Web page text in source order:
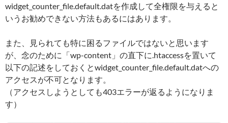
widget_counter_file.default.datを作成して全権限を与えると
いうお勧めできない方法もあるにはあります。
また、見られても特に困るファイルではないと思います
が、念のために「wp-content」の直下に.htaccessを置いて
以下の記述をしておくとwidget_counter_file.default.datへの
アクセスが不可となります。
（アクセスしようとしても403エラーが返るようになりま
す）